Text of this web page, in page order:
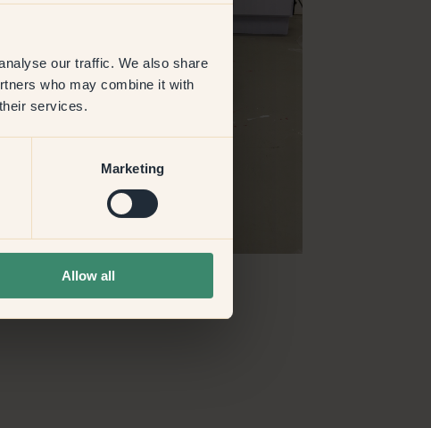
our traffic. We also share
who may combine it with
services.
Marketing
Allow all